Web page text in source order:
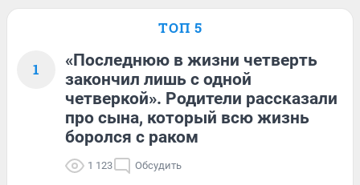
ТОП 5
1
«Последнюю в жизни четверть
закончил лишь с одной
четверкой». Родители рассказали
про сына, который всю жизнь
боролся с раком
1 123 Обсудить